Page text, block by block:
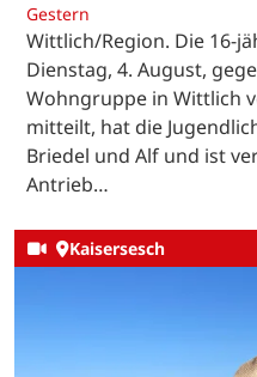
Gestern
Wittlich/Region. Die 16-
Dienstag, 4. August,
Wohngruppe in Wittlich
mitteilt, hat die
Briedel und Alf und ist
Antrieb…
Kaisersesch